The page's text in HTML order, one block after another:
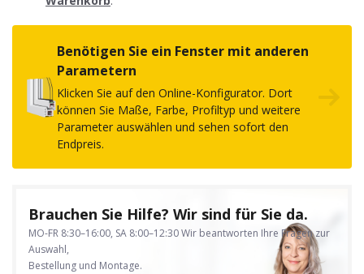
Benötigen Sie ein Fenster mit anderen
Parametern
Klicken Sie auf den Online-Konfigurator. Dort
können Sie Maße, Farbe, Profiltyp und weitere
Parameter auswählen und sehen sofort den
Endpreis.
Brauchen Sie Hilfe? Wir sind für Sie da.
MO-FR 8:30–16:00, SA 8:00–12:30Wir beantworten Ihre Fragen zur
Auswahl,
Bestellung und Montage.